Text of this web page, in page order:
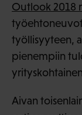
Outlook 2018
työllisyyteen,
pienempiin
Aivan